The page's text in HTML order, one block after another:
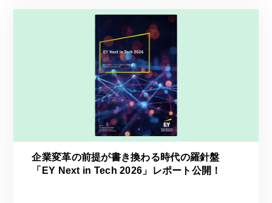
企業変革の前提が書き換わる時代の羅針盤
「EY Next in Tech 2026」レポート公開！